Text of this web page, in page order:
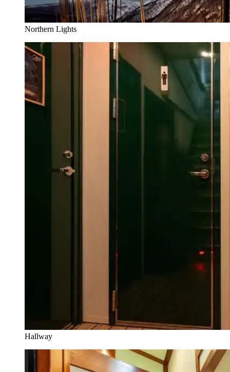
Northern Lights
Hallway